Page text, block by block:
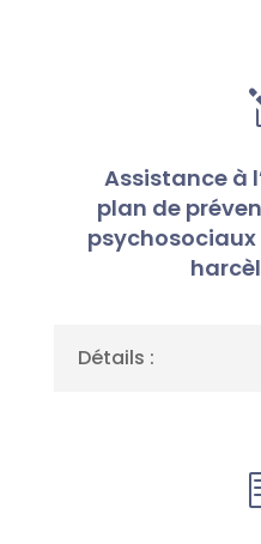
Assistance à
plan de
Détails :